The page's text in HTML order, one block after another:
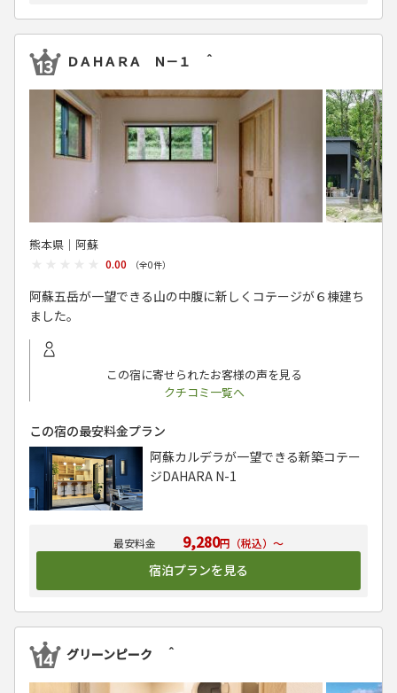
ＤＡＨＡＲＡ Ｎ－１ ＾
熊本県│阿蘇
0.00 （全0件）
阿蘇五岳が一望できる山の中腹に新しくコテージが６棟建ち
ました。
この宿に寄せられたお客様の声を見る
クチコミ一覧へ
9,280円（税込）～
宿泊プランを見る
この宿の最安料金プラン
阿蘇カルデラが一望できる新築コテー
ジDAHARA N-1
グリーンピーク ＾